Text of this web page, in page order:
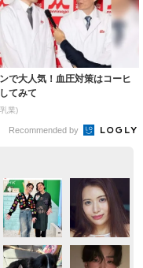
で大人気！血圧対策はコーヒ
てみて
業)
Recommended by